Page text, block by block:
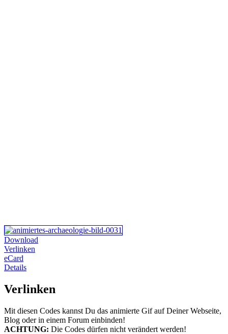
Download
Verlinken
eCard
Details
Verlinken
Mit diesen Codes kannst Du das animierte Gif auf Deiner Webseite,
Blog oder in einem Forum einbinden!
ACHTUNG: Die Codes dürfen nicht verändert werden!